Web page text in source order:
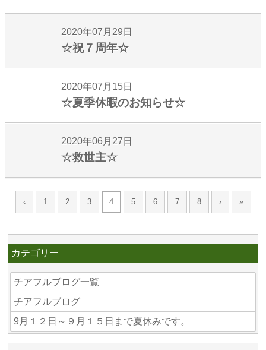
2020年07月29日
☆祝７周年☆
2020年07月15日
☆夏季休暇のお知らせ☆
2020年06月27日
☆救世主☆
‹ 1 2 3 4 5 6 7 8 › »
カテゴリー
チアフルブログ一覧
チアフルブログ
9月１２日～９月１５日まで夏休みです。